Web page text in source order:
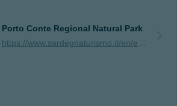
Porto Conte Regional Natural Park